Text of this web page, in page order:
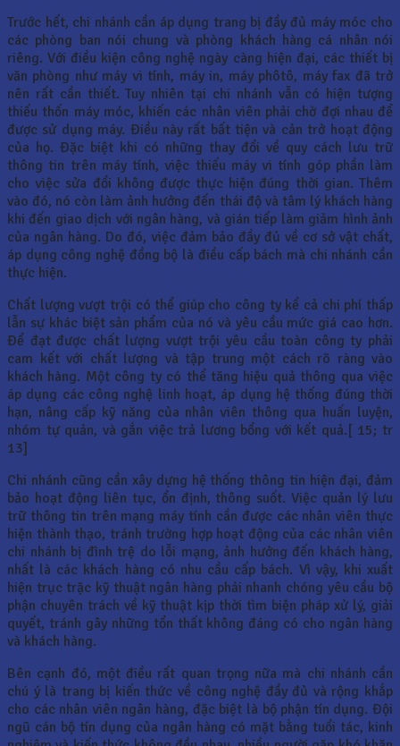
Trước hết, chi nhánh cần áp dụng trang bị đầy đủ máy móc cho
các phòng ban nói chung và phòng khách hàng cá nhân nói
riêng. Với điều kiện công nghệ ngày càng hiện đại, các thiết bị
văn phòng như máy vi tính, máy in, máy phôtô, máy fax đã trở
nên rất cần thiết. Tuy nhiên tại chi nhánh vẫn có hiện tượng
thiếu thốn máy móc, khiến các nhân viên phải chờ đợi nhau để
được sử dụng máy. Điều này rất bất tiện và cản trở hoạt động
của họ. Đặc biệt khi có những thay đổi về quy cách lưu trữ
thông tin trên máy tính, việc thiếu máy vi tính góp phần làm
cho việc sửa đổi không được thực hiện đúng thời gian. Thêm
vào đó, nó còn làm ảnh hưởng đến thái độ và tâm lý khách hàng
khi đến giao dịch với ngân hàng, và gián tiếp làm giảm hình ảnh
của ngân hàng. Do đó, việc đảm bảo đầy đủ về cơ sở vật chất,
áp dụng công nghệ đồng bộ là điều cấp bách mà chi nhánh cần
thực hiện.
Chất lượng vượt trội có thể giúp cho công ty kể cả chi phí thấp
lẫn sự khác biệt sản phẩm của nó và yêu cầu mức giá cao hơn.
Để đạt được chất lượng vượt trội yêu cầu toàn công ty phải
cam kết với chất lượng và tập trung một cách rõ ràng vào
khách hàng. Một công ty có thể tăng hiệu quả thông qua việc
áp dụng các công nghệ linh hoạt, áp dụng hệ thống đúng thời
hạn, nâng cấp kỹ năng của nhân viên thông qua huấn luyện,
nhóm tự quản, và gắn việc trả lương bổng với kết quả.[ 15; tr
13]
Chi nhánh cũng cần xây dựng hệ thống thông tin hiện đại, đảm
bảo hoạt động liên tục, ổn định, thông suốt. Việc quản lý lưu
trữ thông tin trên mạng máy tính cần được các nhân viên thực
hiện thành thạo, tránh trường hợp hoạt động của các nhân viên
chi nhánh bị đình trệ do lỗi mạng, ảnh hưởng đến khách hàng,
nhất là các khách hàng có nhu cầu cấp bách. Vì vậy, khi xuất
hiện trục trặc kỹ thuật ngân hàng phải nhanh chóng yêu cầu bộ
phận chuyên trách về kỹ thuật kịp thời tìm biện pháp xử lý, giải
quyết, tránh gây những tổn thất không đáng có cho ngân hàng
và khách hàng.
Bên cạnh đó, một điều rất quan trọng nữa mà chi nhánh cần
chú ý là trang bị kiến thức về công nghệ đầy đủ và rộng khắp
cho các nhân viên ngân hàng, đặc biệt là bộ phận tín dụng. Đội
ngũ cán bộ tín dụng của ngân hàng có mặt bằng tuổi tác, kinh